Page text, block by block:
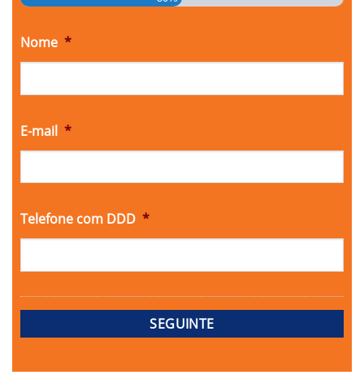
Nome *
E-mail *
Telefone com DDD *